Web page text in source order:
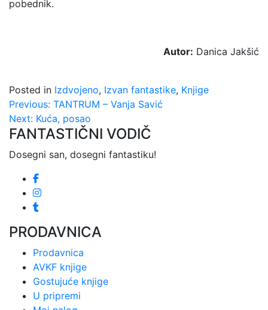
pobednik.
Autor: Danica Jakšić
Posted in Izdvojeno, Izvan fantastike, Knjige
Kretanje
članka
Previous: TANTRUM – Vanja Savić
Next: Kuća, posao
FANTASTIČNI VODIČ
Dosegni san, dosegni fantastiku!
PRODAVNICA
Prodavnica
AVKF knjige
Gostujuće knjige
U pripremi